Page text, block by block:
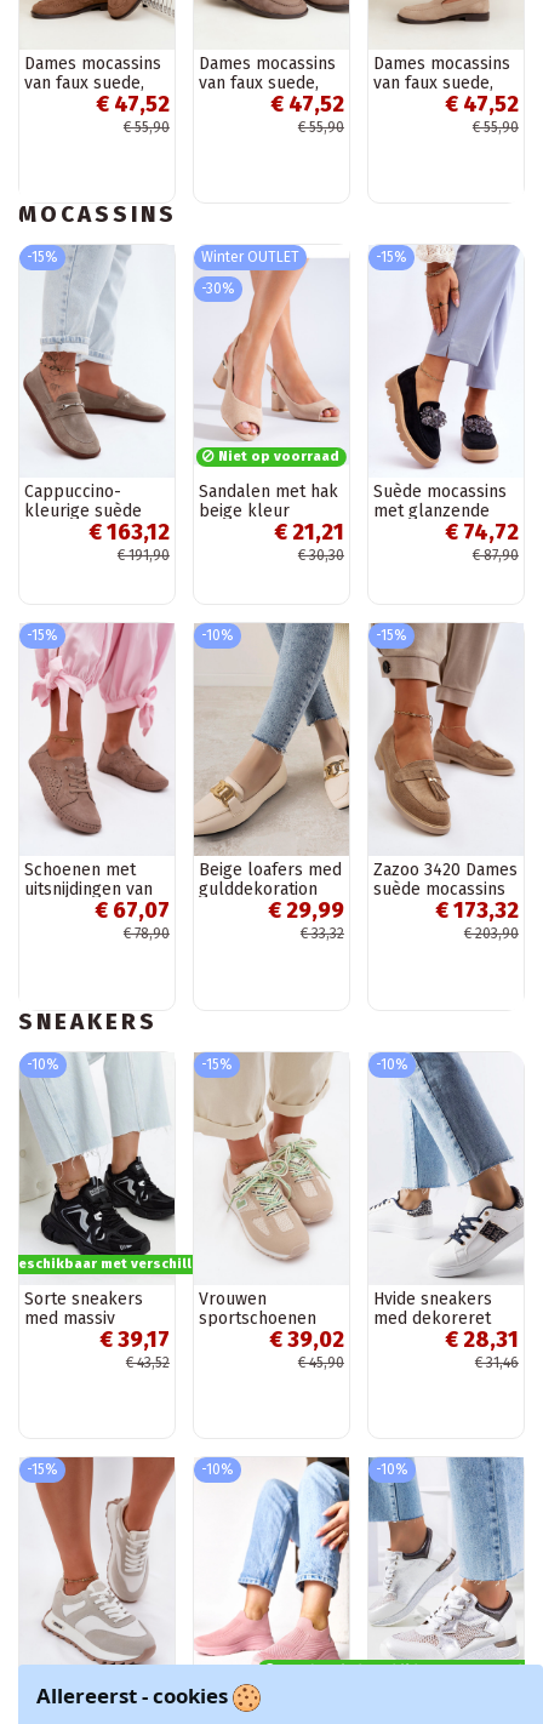
Dames mocassins
van faux suede,
bruin Laisie€ 47,52
€ 55,90
Dames mocassins
van faux suede,
kleikleur Laisie
€ 47,52
€ 55,90
Dames mocassins
van faux suede,
zandkleur Laisie
€ 47,52
€ 55,90
MOCASSINS
-15%
Cappuccino-
kleurige suède
mocassins
Barefoot Zazoo
€ 163,12
€ 191,90
Winter OUTLET
-30%
Niet op voorraad
Sandalen met hak
beige kleur
€ 21,21
€ 30,30
-15%
Suède mocassins
met glanzende
oogjes in de kleur
zwart Demeris
€ 74,72
€ 87,90
-15%
Schoenen met
uitsnijdingen van
faux suede in
zandkleur Flaria
€ 67,07
€ 78,90
-10%
Beige loafers med
gulddekoration
€ 29,99
€ 33,32
-15%
Zazoo 3420 Dames
suède mocassins
met brede hakken
€ 173,32
€ 203,90
SNEAKERS
-10%
beschikbaar met verschillende opties
Sorte sneakers
med massiv
jakobinsk sål€ 39,17
€ 43,52
-15%
Vrouwen
sportschoenen
met decoratieve
zandkleur Henira
€ 39,02
€ 45,90
-10%
Hvide sneakers
med dekoreret
overdel Sauriol
€ 28,31
€ 31,46
-15%
Zachte sneakers
-10%
Roze textiele
-10%
Product is beschikbaar met
Allereerst - cookies